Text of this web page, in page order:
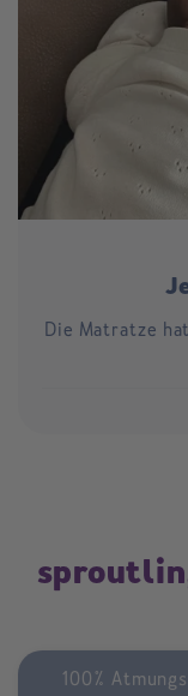
Die Matratze
100%